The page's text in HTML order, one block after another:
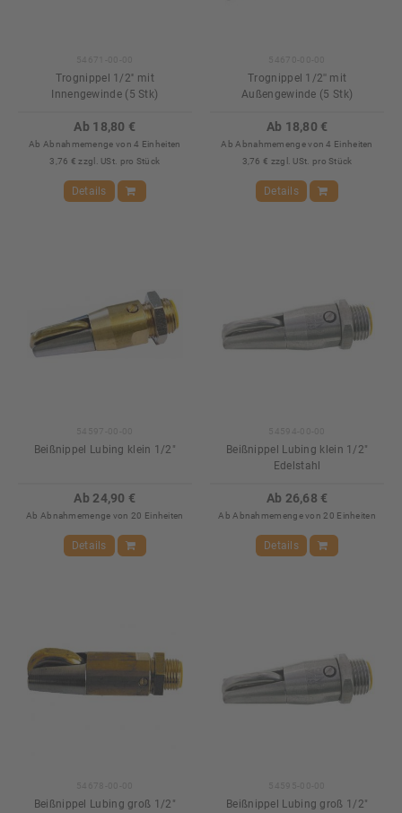
Trognippel 1/2'' mit
Innengewinde (5 Stk)
Ab 18,80 €
Ab Abnahmemenge von 4 Einheiten
3,76 € zzgl. USt. pro Stück
Details
Trognippel 1/2'' mit
Außengewinde (5 Stk)
Ab 18,80 €
Ab Abnahmemenge von 4 Einheiten
3,76 € zzgl. USt. pro Stück
Details
Beißnippel Lubing klein 1/2"
Ab 24,90 €
Ab Abnahmemenge von 20 Einheiten
Details
Beißnippel Lubing klein 1/2"
Edelstahl
Ab 26,68 €
Ab Abnahmemenge von 20 Einheiten
Details
Beißnippel Lubing groß 1/2"
Beißnippel Lubing groß 1/2"